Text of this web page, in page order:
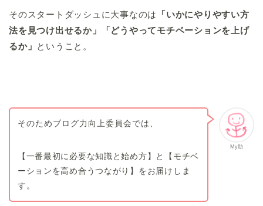
そのスタートダッシュに大事なのは
「いかにやりやすい方
法を見つけ出せるか」「どうやってモチベーションを上げ
るか」 ということ。
My助
そのためブログ力向上委員会では、
【一番最初に必要な知識と始め方】と【モチベ
ーションを高め合うつながり】をお届けしま
す。